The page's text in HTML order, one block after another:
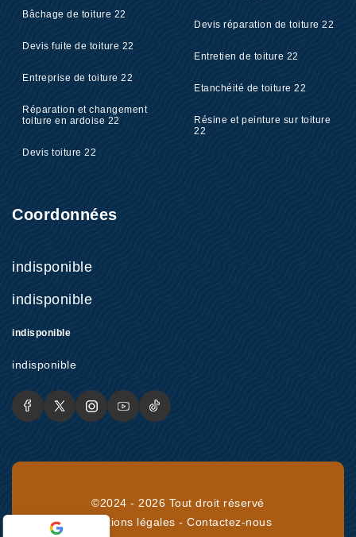
Bâchage de toiture 22
Devis fuite de toiture 22
Entreprise de toiture 22
Réparation et changement
toiture en ardoise 22
Devis toiture 22
Devis réparation de toiture 22
Entretien de toiture 22
Etanchéité de toiture 22
Résine et peinture sur toiture
22
Coordonnées
indisponible
indisponible
indisponible
indisponible
©2024 - 2026 Tout droit réservé
Mentions légales -Contactez-nous